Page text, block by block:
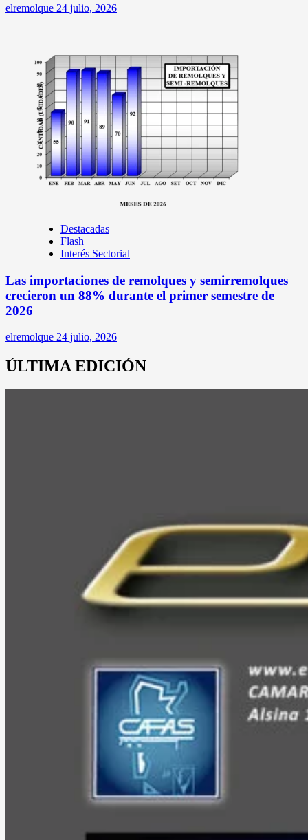
elremolque 24 julio, 2026
Destacadas
Flash
Interés Sectorial
Las importaciones de remolques y semirremolques
crecieron un 88% durante el primer semestre de
2026
elremolque 24 julio, 2026
ÚLTIMA EDICIÓN